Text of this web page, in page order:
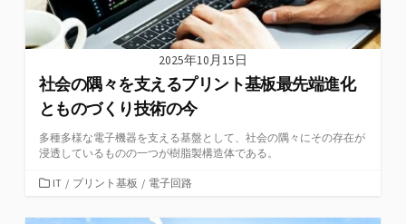
2025年10月15日
社会の隅々を支えるプリント基板最先端進化
とものづくり技術の今
多種多様な電子機器を支える基盤として、社会の隅々にその存在が
浸透しているものの一つが樹脂製構造体である。
カ
ゴ
IT / プリント基板 / 電子回路